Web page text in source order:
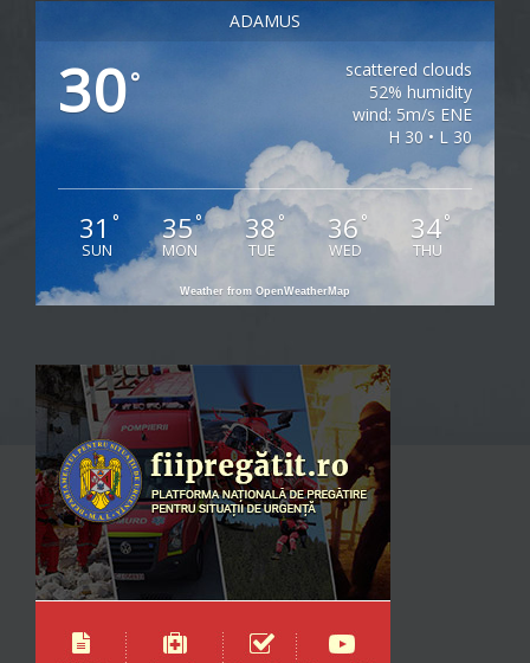
ADAMUS
30°
scattered clouds
52% humidity
wind: 5m/s ENE
H 30 • L 30
31 °
SUN
35°
MON
38°
TUE
36 °
WED
34°
THU
Weather from OpenWeatherMap